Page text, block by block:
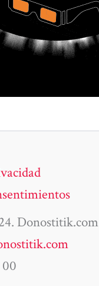
Donostitik.com
00